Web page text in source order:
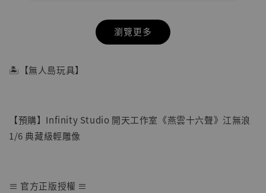
瀏覽更多
🏝【無人島玩具】
【預購】Infinity Studio 開天工作室《燕雲十六聲》江無浪
1/6 典藏級輕雕像
≡ 官方正版授權 ≡